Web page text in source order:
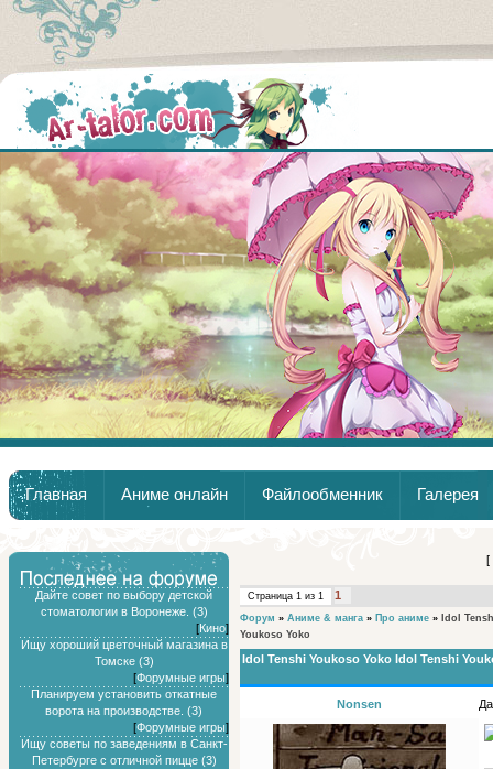
Главная
Аниме
Главная Аниме онлайн Файлообменник Галерея
Дайте совет по выбору детской
стоматологии в Воронеже. (3)
[Кино]
Ищу хороший цветочный магазина в
Томске (3)
[Форумные игры]
Планируем установить откатные
ворота на производстве. (3)
[Форумные игры]
Ищу советы по заведениям в Санкт-
Петербурге с отличной пицце (3)
[
Страница 1 из 1 1
Форум » Аниме & манга » Про аниме » Idol
Youkoso Yoko
Idol Tenshi Youkoso Yoko Idol Tenshi
Nonsen